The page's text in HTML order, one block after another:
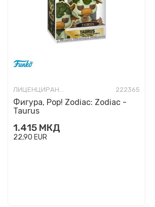
ЛИЦЕНЦИРАНИ ФИГУРИ И СЕТОВИ 222365
Фигура, Pop! Zodiac: Zodiac -
Taurus
1.415 МКД
22,90 EUR